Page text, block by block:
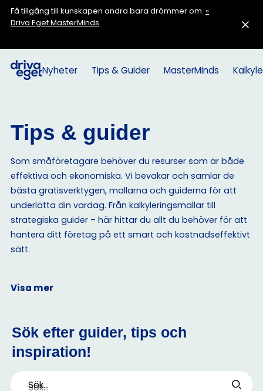
Få tillgång till kunskapen andra bara drömmer om. »
Driva Eget MasterMinds
Nyheter Tips & Guider MasterMinds
Tips & guider
Som småföretagare behöver du resurser som är både
effektiva och ekonomiska. Vi bevakar och samlar de
bästa gratisverktygen, mallarna och guiderna för att
underlätta din vardag. Från kalkyleringsmallar till
strategiska guider – här hittar du allt du behöver för att
hantera ditt företag på ett smart och kostnadseffektivt
sätt.
Visa mer
Sök efter guider, tips och
inspiration!
Sök...